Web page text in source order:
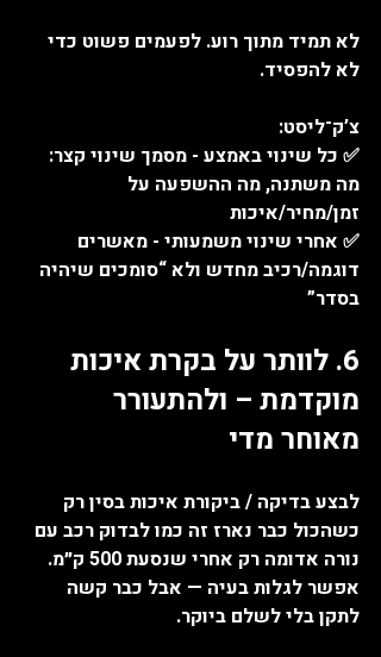
לא תמיד מתוך רוע. לפעמים פשוט כדי
לא להפסיד.
צ’ק־ליסט:
✅ כל שינוי באמצע - מסמך שינוי קצר:
מה משתנה, מה ההשפעה על
זמן/מחיר/איכות
✅ אחרי שינוי משמעותי - מאשרים
דוגמה/רכיב מחדש ולא “סומכים שיהיה
בסדר”
6. לוותר על בקרת איכות
מוקדמת – ולהתעורר
מאוחר מדי
לבצע בדיקה / ביקורת איכות בסין רק
כשהכול כבר נארז זה כמו לבדוק רכב עם
נורה אדומה רק אחרי שנסעת 500 ק״מ.
אפשר לגלות בעיה — אבל כבר קשה
לתקן בלי לשלם ביוקר.